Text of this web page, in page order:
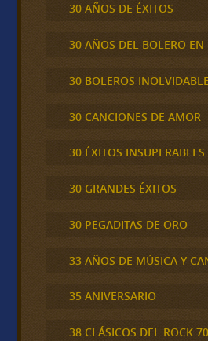
30 AÑOS DE ÉXITOS
30 AÑOS DEL BOLERO EN
30 BOLEROS
30 CANCIONES DE AMOR
30 ÉXITOS INSUPERABLES
30 GRANDES ÉXITOS
30 PEGADITAS DE ORO
33 AÑOS DE MÚSICA Y
35 ANIVERSARIO
38 CLÁSICOS DEL ROCK